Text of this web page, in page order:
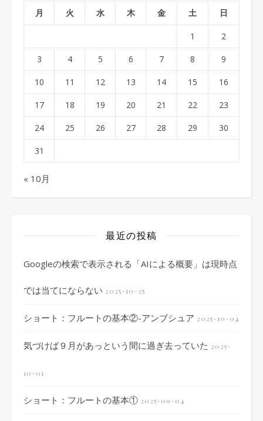
月 火 水 木 金 土 日
1 2
3 4 5 6 7 8 9
10 11 12 13 14 15 16
17 18 19 20 21 22 23
24 25 26 27 28 29 30
31
« 10月
最近の投稿
Googleの検索で表示される「AIによる概要」は現時点
では当てにならない 2025-10-25
ショート：フルートの基本②-アンブシュア 2025-10-04
気づけば９月があっという間に過ぎ去っていた 2025-
10-01
ショート：フルートの基本① 2025-09-04